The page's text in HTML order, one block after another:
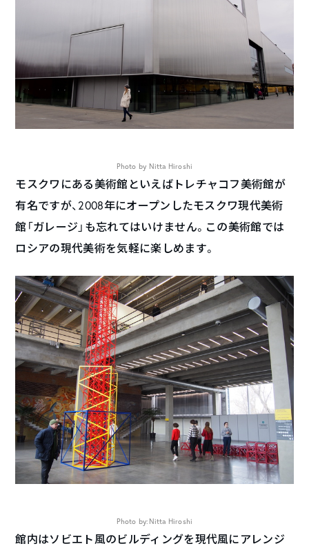
Photo by Nitta Hiroshi
モスクワにある美術館といえばトレチャコフ美術館が
有名ですが、2008年にオープンしたモスクワ現代美術
館「ガレージ」も忘れてはいけません。この美術館では
ロシアの現代美術を気軽に楽しめます。
Photo by:Nitta Hiroshi
館内はソビエト風のビルディングを現代風にアレンジ